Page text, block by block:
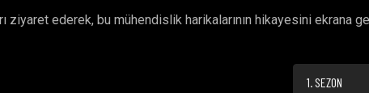
ziyaret ederek, bu mühendislik harikalarının hikayesini ekrana
1. SEZON